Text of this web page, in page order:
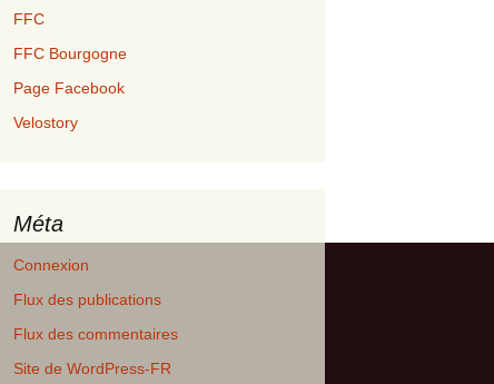
FFC
FFC Bourgogne
Page Facebook
Velostory
Méta
Connexion
Flux des publications
Flux des commentaires
Site de WordPress-FR